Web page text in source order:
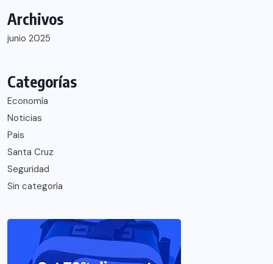
Archivos
junio 2025
Categorías
Economía
Noticias
Pais
Santa Cruz
Seguridad
Sin categoría